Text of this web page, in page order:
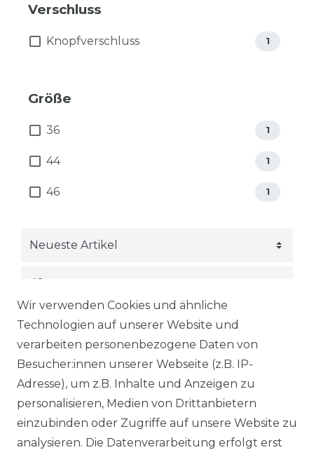
Verschluss
Knopfverschluss 1
Größe
36 1
44 1
46 1
FILTER
Brax - Damen Bluse, Vicki (94-
0008)
Wir verwenden Cookies und ähnliche
Technologien auf unserer Website und
verarbeiten personenbezogene Daten von
Besucher:innen unserer Webseite (z.B. IP-
Adresse), um z.B. Inhalte und Anzeigen zu
personalisieren, Medien von Drittanbietern
einzubinden oder Zugriffe auf unsere Website zu
analysieren. Die Datenverarbeitung erfolgt erst